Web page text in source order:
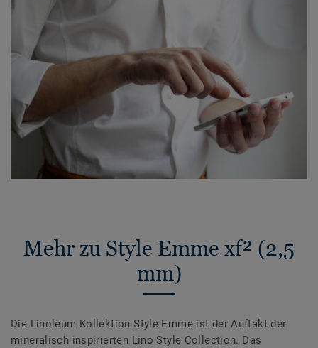
Mehr zu Style Emme xf² (2,5
mm)
Die Linoleum Kollektion Style Emme ist der Auftakt der
mineralisch inspirierten Lino Style Collection. Das